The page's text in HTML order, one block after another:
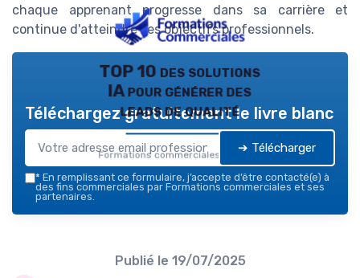
chaque apprenant progresse dans sa carrière et
continue d'atteindre ses objectifs professionnels.
TOP 10 des solutions
IA pour générer des
leads de qualité
Formations commerciales — 2026
Téléchargez gratuitement le livre blanc
➔ Télécharger
* En remplissant ce formulaire, j’accepte d’être contacté(e) à
des fins commerciales par Formations commerciales et ses
partenaires.
Publié le 19/07/2025